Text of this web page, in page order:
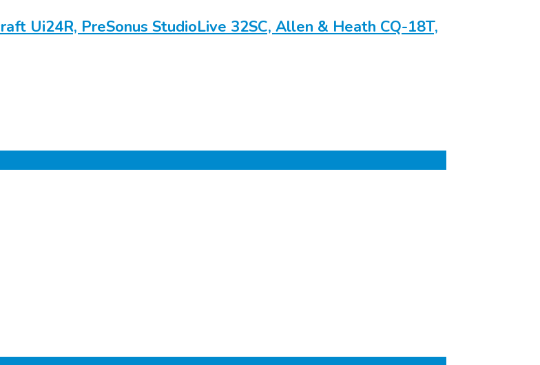
Ui24R, PreSonus StudioLive 32SC, Allen & Heath CQ-18T,